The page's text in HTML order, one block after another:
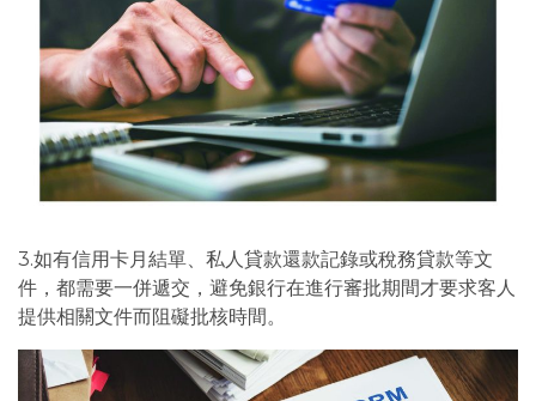
3.如有信用卡月結單、私人貸款還款記錄或稅務貸款等文
件，都需要一併遞交，避免銀行在進行審批期間才要求客人
提供相關文件而阻礙批核時間。